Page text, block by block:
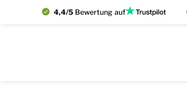
4,4/5 Bewertung auf